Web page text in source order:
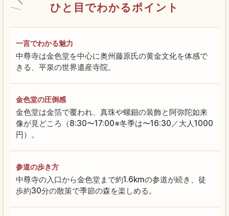
ひと目でわかるポイント
一言でわかる魅力
中尊寺は金色堂を中心に奥州藤原氏の黄金文化を体感で
きる、平泉の世界遺産寺院。
金色堂の圧倒感
金色堂は金箔で覆われ、真珠や螺鈿の装飾と阿弥陀如来
像が見どころ（8:30〜17:00※冬季は〜16:30／大人1000
円）。
参道の歩き方
中尊寺の入口から金色堂まで約1.6kmの参道が続き、徒
歩約30分の散策で季節の森を楽しめる。